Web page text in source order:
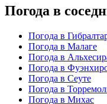
Погода в
Погода в
Погода в Малаге
Погода в
Погода в
Погода в Сеуте
Погода в
Погода в Михас